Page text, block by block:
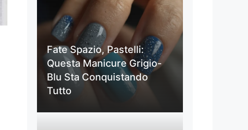
Fate Spazio, Pastelli:
Questa Manicure Grigio-
Blu Sta Conquistando
Tutto